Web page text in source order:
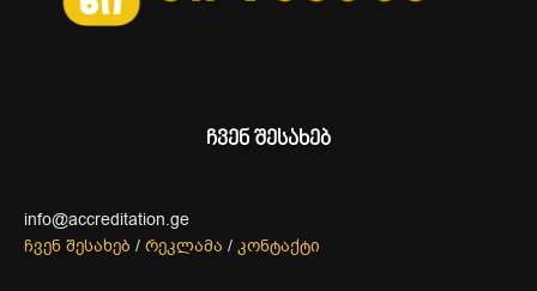
ჩვენ შესახებ
info@accreditation.ge
ჩვენ შესახებ / რეკლამა / კონტაქტი